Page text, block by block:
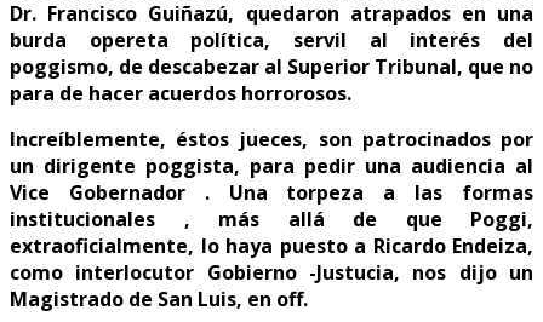
Dr. Francisco Guiñazú, quedaron atrapados en una
burda opereta política, servil al interés del
poggismo, de descabezar al Superior Tribunal, que no
para de hacer acuerdos horrorosos.
Increíblemente, éstos jueces, son patrocinados por
un dirigente poggista, para pedir una audiencia al
Vice Gobernador . Una torpeza a las formas
institucionales , más allá de que Poggi,
extraoficialmente, lo haya puesto a Ricardo Endeiza,
como interlocutor Gobierno -Justucia, nos dijo un
Magistrado de San Luis, en off.